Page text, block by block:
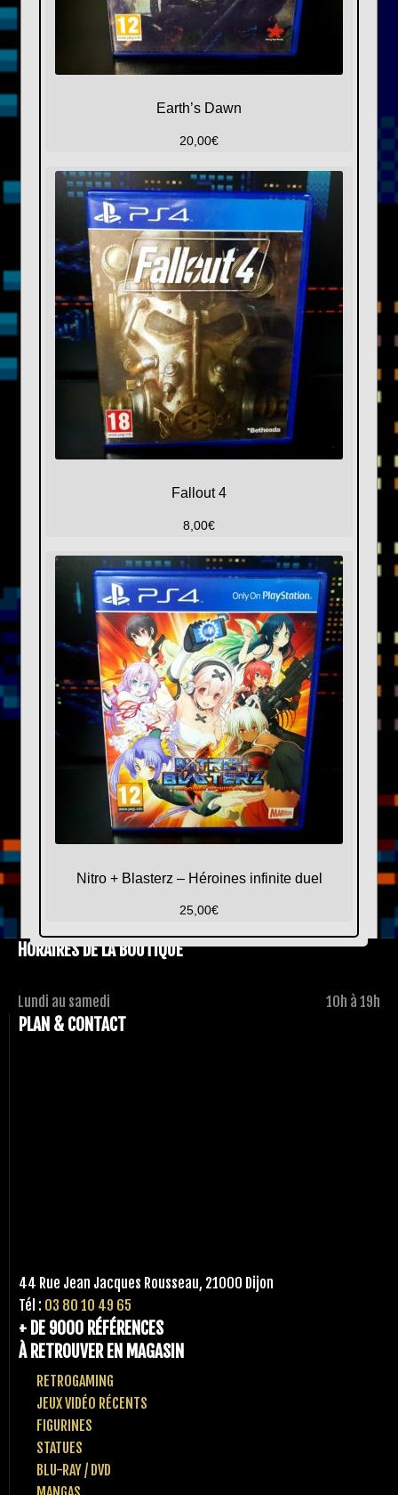
Earth’s Dawn
20,00€
Fallout 4
8,00€
Nitro + Blasterz – Héroines infinite duel
25,00€
HORAIRES DE LA BOUTIQUE
Lundi au samedi 10h à 19h
PLAN & CONTACT
44 Rue Jean Jacques Rousseau, 21000 Dijon
Tél : 03 80 10 49 65
+ DE 9000 RÉFÉRENCES
À RETROUVER EN MAGASIN
RETROGAMING
JEUX VIDÉO RÉCENTS
FIGURINES
STATUES
BLU-RAY / DVD